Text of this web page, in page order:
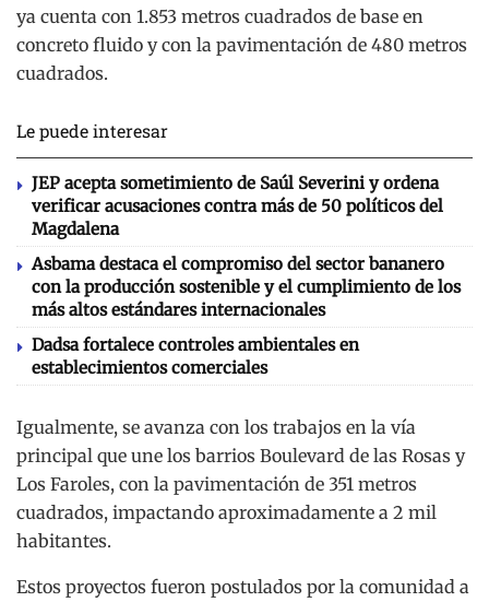
ya cuenta con 1.853 metros cuadrados de base en
concreto fluido y con la pavimentación de 480 metros
cuadrados.
Le puede interesar
JEP acepta sometimiento de Saúl Severini y ordena
verificar acusaciones contra más de 50 políticos del
Magdalena
Asbama destaca el compromiso del sector bananero
con la producción sostenible y el cumplimiento de los
más altos estándares internacionales
Dadsa fortalece controles ambientales en
establecimientos comerciales
Igualmente, se avanza con los trabajos en la vía
principal que une los barrios Boulevard de las Rosas y
Los Faroles, con la pavimentación de 351 metros
cuadrados, impactando aproximadamente a 2 mil
habitantes.
Estos proyectos fueron postulados por la comunidad a